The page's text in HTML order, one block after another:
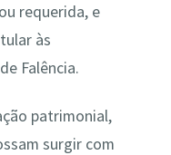
requerida, e
às
Falência.
patrimonial,
surgir com